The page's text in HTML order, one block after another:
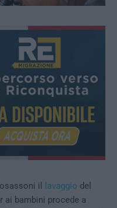
il lavaggio del
ai bambini procede a